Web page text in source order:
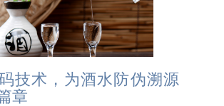
技术，为酒水防伪溯源
章